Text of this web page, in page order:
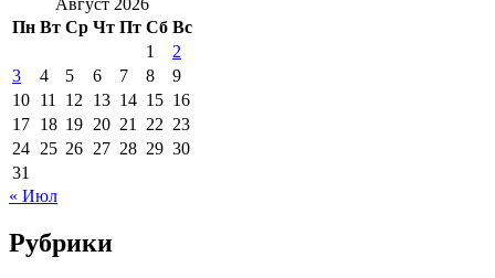
Август 2026
Пн Вт Ср Чт Пт Сб Вс
1
2
3
4 5 6 7 8
9
10 11 12 13 14 15 16
17 18 19 20 21 22 23
24 25 26 27 28 29 30
31
« Июл
Рубрики